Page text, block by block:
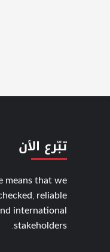
تبّرع الأن
means that we
reliable
international
stakeholders.